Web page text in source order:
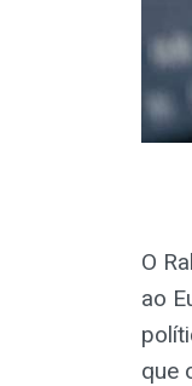
O
ao
que